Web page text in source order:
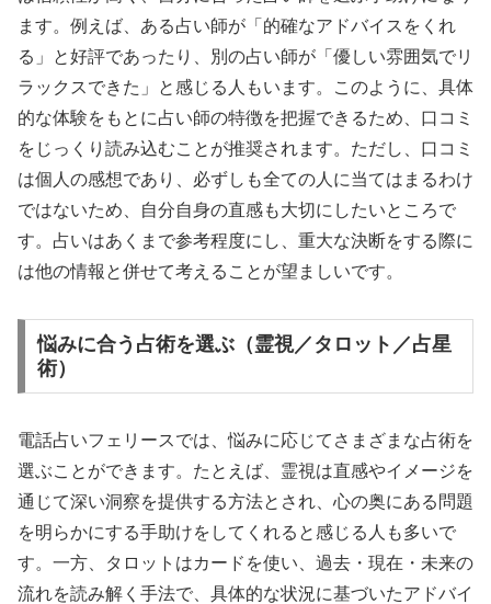
ます。例えば、ある占い師が「的確なアドバイスをくれ
る」と好評であったり、別の占い師が「優しい雰囲気でリ
ラックスできた」と感じる人もいます。このように、具体
的な体験をもとに占い師の特徴を把握できるため、口コミ
をじっくり読み込むことが推奨されます。ただし、口コミ
は個人の感想であり、必ずしも全ての人に当てはまるわけ
ではないため、自分自身の直感も大切にしたいところで
す。占いはあくまで参考程度にし、重大な決断をする際に
は他の情報と併せて考えることが望ましいです。
悩みに合う占術を選ぶ（霊視／タロット／占星
術）
電話占いフェリースでは、悩みに応じてさまざまな占術を
選ぶことができます。たとえば、霊視は直感やイメージを
通じて深い洞察を提供する方法とされ、心の奥にある問題
を明らかにする手助けをしてくれると感じる人も多いで
す。一方、タロットはカードを使い、過去・現在・未来の
流れを読み解く手法で、具体的な状況に基づいたアドバイ